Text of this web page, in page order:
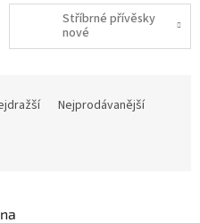
Stříbrné přívěsky
nové
Nejprodávanější